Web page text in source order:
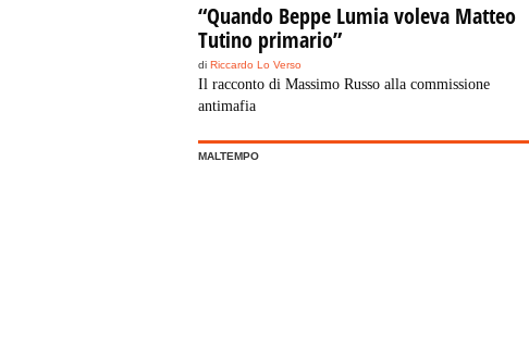
“Quando Beppe Lumia voleva Matteo
Tutino primario”
di Riccardo Lo Verso
Il racconto di Massimo Russo alla commissione
antimafia
MALTEMPO